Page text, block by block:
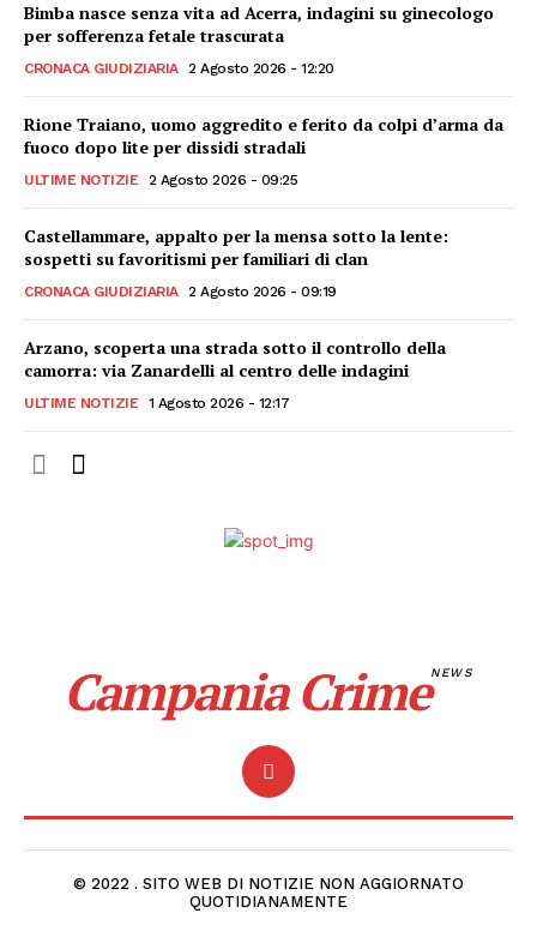
Bimba nasce senza vita ad Acerra, indagini su ginecologo
per sofferenza fetale trascurata
CRONACA GIUDIZIARIA 2 Agosto 2026 - 12:20
Rione Traiano, uomo aggredito e ferito da colpi d’arma da
fuoco dopo lite per dissidi stradali
ULTIME NOTIZIE 2 Agosto 2026 - 09:25
Castellammare, appalto per la mensa sotto la lente:
sospetti su favoritismi per familiari di clan
CRONACA GIUDIZIARIA 2 Agosto 2026 - 09:19
Arzano, scoperta una strada sotto il controllo della
camorra: via Zanardelli al centro delle indagini
ULTIME NOTIZIE 1 Agosto 2026 - 12:17
Campania CrimeNEWS
© 2022 . SITO WEB DI NOTIZIE NON AGGIORNATO
QUOTIDIANAMENTE